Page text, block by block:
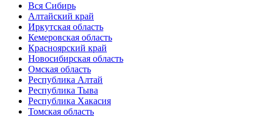
Вся Сибирь
Алтайский край
Иркутская область
Кемеровская область
Красноярский край
Новосибирская область
Омская область
Республика Алтай
Республика Тыва
Республика Хакасия
Томская область